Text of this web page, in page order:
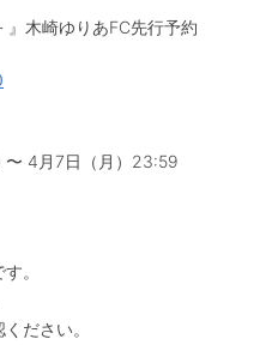
木崎ゆりあFC先行予約
〜 4月7日（月）23:59
。
ださい。